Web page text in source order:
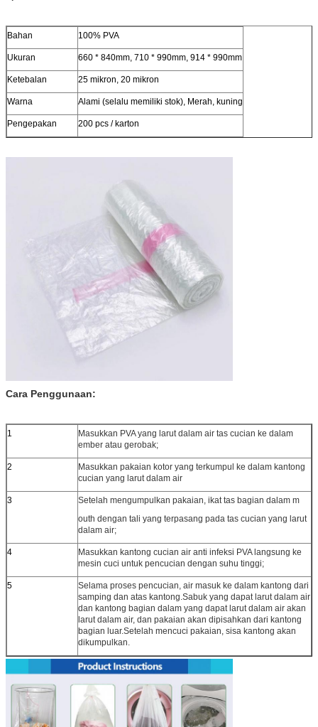
Bahan 100% PVA
Ukuran 660 * 840mm, 710 * 990mm, 914 * 990mm
Ketebalan 25 mikron, 20 mikron
Warna Alami (selalu memiliki stok), Merah, kuning
Pengepakan 200 pcs / karton
Cara Penggunaan:
1 Masukkan PVA yang larut dalam air tas cucian ke dalam
ember atau gerobak;
2
Masukkan pakaian kotor yang terkumpul ke dalam kantong
cucian yang larut dalam air
3
Setelah mengumpulkan pakaian, ikat tas bagian dalam m
outh dengan tali yang terpasang pada tas cucian yang larut
dalam air;
4
Masukkan kantong cucian air anti infeksi PVA langsung ke
mesin cuci untuk pencucian dengan suhu tinggi;
5
Selama proses pencucian, air masuk ke dalam kantong dari
samping dan atas kantong.Sabuk yang dapat larut dalam air
dan kantong bagian dalam yang dapat larut dalam air akan
larut dalam air, dan pakaian akan dipisahkan dari kantong
bagian luar.Setelah mencuci pakaian, sisa kantong akan
dikumpulkan.